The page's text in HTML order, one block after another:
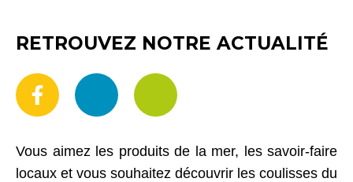
RETROUVEZ NOTRE ACTUALITÉ
Vous aimez les produits de la mer, les savoir-faire
locaux et vous souhaitez découvrir les coulisses du